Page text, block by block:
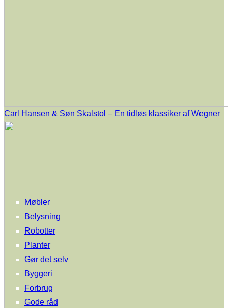
Carl Hansen & Søn Skalstol – En tidløs klassiker af Wegner
Møbler
Belysning
Robotter
Planter
Gør det selv
Byggeri
Forbrug
Gode råd